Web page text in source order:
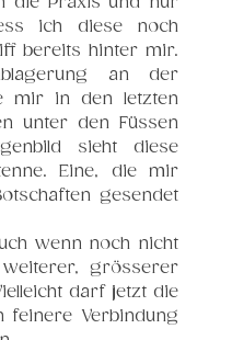
ich diese noch
bereits hinter mir.
an der
mir in den letzten
unter den Füssen
sieht diese
Eine, die mir
gesendet
wenn noch nicht
grösserer
darf jetzt die
feinere Verbindung